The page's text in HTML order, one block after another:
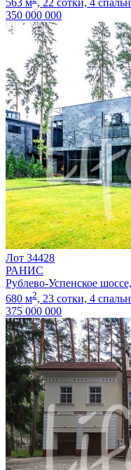
563 м , 22 сотки, 4
350 000 000
Лот 34428
РАНИС
Рублево-Успенское
680 м2, 23 сотки, 4
375 000 000